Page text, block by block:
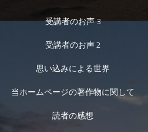
受講者のお声 3
受講者のお声 2
思い込みによる世界
当ホームページの著作物に関して
読者の感想